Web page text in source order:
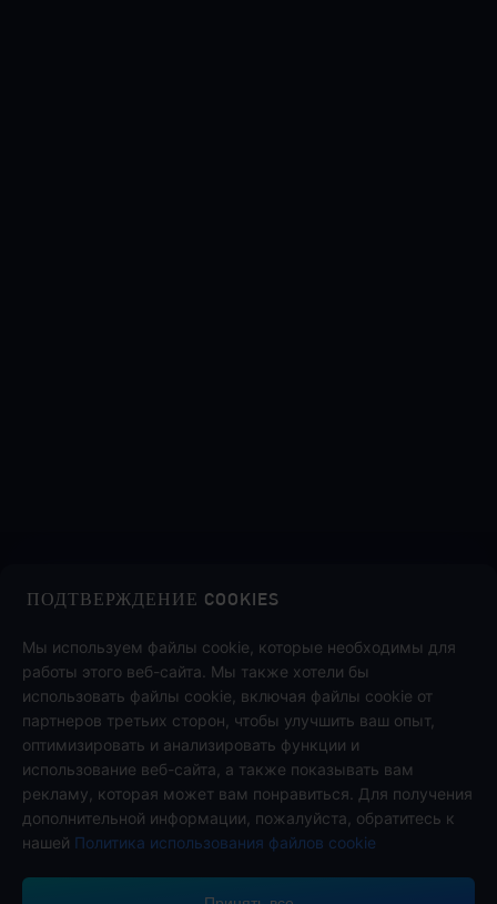
ПОДТВЕРЖДЕНИЕ COOKIES
Мы используем файлы cookie, которые необходимы для
работы этого веб-сайта. Мы также хотели бы
использовать файлы cookie, включая файлы cookie от
партнеров третьих сторон, чтобы улучшить ваш опыт,
оптимизировать и анализировать функции и
использование веб-сайта, а также показывать вам
рекламу, которая может вам понравиться. Для получения
дополнительной информации, пожалуйста, обратитесь к
нашей Политика использования файлов cookie
Оплачивайте безопасно, быстро и с удовольствием на
Midasbuy.
Подписаться на нас